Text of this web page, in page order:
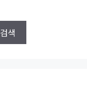
검색